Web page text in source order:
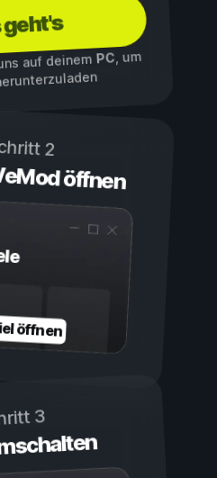
auf deinemPC, um
2
öffnen
öffnen
3